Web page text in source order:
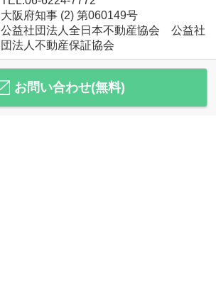
大阪府知事 (2) 第060149号
公益社団法人全日本不動産協会 公益社
団法人不動産保証協会
お問い合わせ(無料)